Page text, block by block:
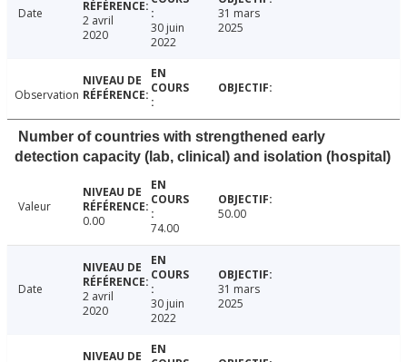
Date
2 avril
2020
30 juin
2022
31 mars
2025
Observation
Number of countries with strengthened early
detection capacity (lab, clinical) and isolation (hospital)
Valeur
0.00
74.00
50.00
Date
2 avril
2020
30 juin
2022
31 mars
2025